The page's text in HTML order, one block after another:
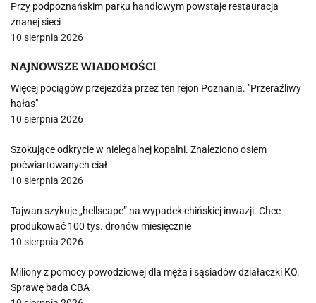
Przy podpoznańskim parku handlowym powstaje restauracja
znanej sieci
10 sierpnia 2026
NAJNOWSZE WIADOMOŚCI
Więcej pociągów przejeżdża przez ten rejon Poznania. "Przeraźliwy
hałas"
10 sierpnia 2026
Szokujące odkrycie w nielegalnej kopalni. Znaleziono osiem
poćwiartowanych ciał
10 sierpnia 2026
Tajwan szykuje „hellscape” na wypadek chińskiej inwazji. Chce
produkować 100 tys. dronów miesięcznie
10 sierpnia 2026
Miliony z pomocy powodziowej dla męża i sąsiadów działaczki KO.
Sprawę bada CBA